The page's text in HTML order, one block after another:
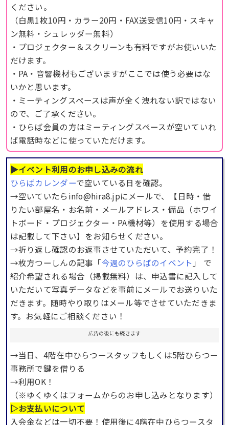
ください。
（白黒1枚10円・カラー20円・FAX送受信10円・スキャ
ン無料・シュレッダー無料）
・プロジェクター＆スクリーンも有料ですがお使いいた
だけます。
・PA・音響機材もございますがここでは使う必要はな
いかと思います。
・ミーティングスペースは声が全く洩れない訳ではない
ので、ご了承ください。
・ひらば会員の方はミーティングスペースが空いていれ
ば電話時などに使っていただけます。
▶︎イベント利用のお申し込みの流れ
ひらばカレンダーで空いている日を確認。
→空いていたらinfo@hira8.jpにメールで、【日時・借
りたい部屋名・お名前・メールアドレス・備品（ホワイ
トボード・プロジェクター・PA機材等）を使用する場合
は記載して下さい】をお知らせください。
→折り返し確認のお返事させていただいて、予約完了！
→枚方つーしんの記事「今週のひらばのイベント 」 で
紹介希望される場合（掲載無料）は、申込書に記入して
いただいて写真データなどを事前にメールでお送りいた
だきます。随時やり取りはメール等でさせていただきま
す。お気軽にご相談ください！
広告の後にも続きます
→当日、4階在中ひらつースタッフもしくは5階ひらつー
事務所で鍵を借りる
→利用OK！
（※ゆくゆくはフォームからのお申し込みとなります）
▷お支払いについて
入会金などは一切不要！使用後に4階在中ひらつースタ